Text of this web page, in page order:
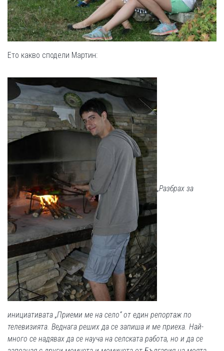
Ето какво сподели Мартин:
„Разбрах за
инициативата „Приеми ме на село“ от един репортаж по
телевизията. Веднага реших да се запиша и ме приеха. Най-
много се надявах да се науча на селската работа, но и да се